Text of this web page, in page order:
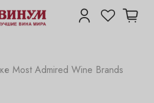
Most Admired Wine Brands